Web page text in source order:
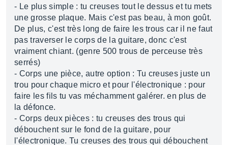
- Le plus simple : tu creuses tout le dessus et tu mets
une grosse plaque. Mais c'est pas beau, à mon goût.
De plus, c'est très long de faire les trous car il ne faut
pas traverser le corps de la guitare, donc c'est
vraiment chiant. (genre 500 trous de perceuse très
serrés)
- Corps une pièce, autre option : Tu creuses juste un
trou pour chaque micro et pour l'électronique : pour
faire les fils tu vas méchamment galérer. en plus de
la défonce.
- Corps deux pièces : tu creuses des trous qui
débouchent sur le fond de la guitare, pour
l'électronique. Tu creuses des trous qui débouchent